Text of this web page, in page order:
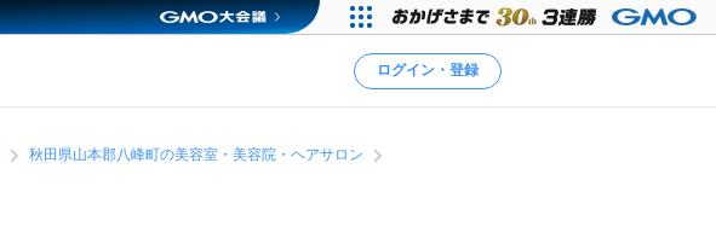
ログイン・登録
秋田県山本郡八峰町の美容室・美容院・ヘアサロン